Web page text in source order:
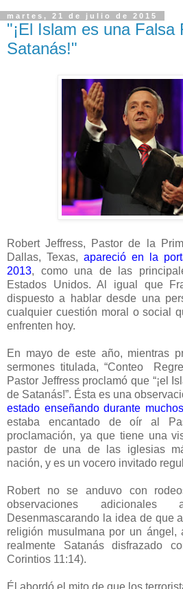
martes, 21 de julio de 2015
"¡El Islam es una Falsa
Satanás!"
Robert Jeffress, Pastor de la
Dallas, Texas, apareció en la
2013, como una de las
Estados Unidos. Al igual que
dispuesto a hablar desde una
cualquier cuestión moral o social
enfrenten hoy.
En mayo de este año, mientras
sermones titulada, “Conteo
Pastor Jeffress proclamó que “¡el
de Satanás!”. Ésta es una
estado enseñando durante
estaba encantado de oír al
proclamación, ya que tiene una
pastor de una de las iglesias
nación, y es un vocero invitado
Robert no se anduvo con
observaciones
Desenmascarando la idea de que
religión musulmana por un ángel,
realmente Satanás disfrazado
Corintios 11:14).